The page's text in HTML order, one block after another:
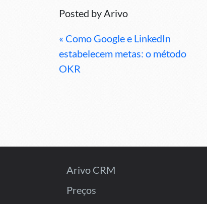
Posted by Arivo
« Como Google e LinkedIn
estabelecem metas: o método
OKR
Arivo CRM
Preços